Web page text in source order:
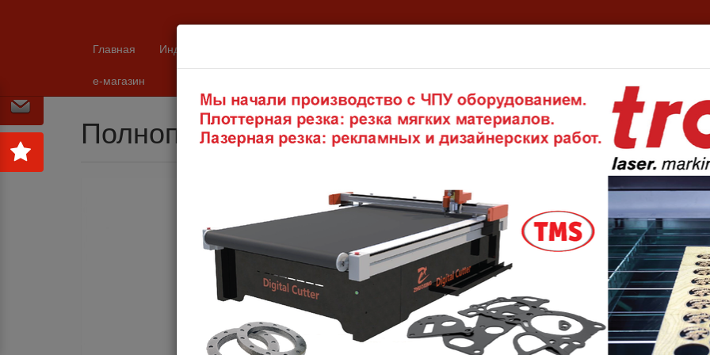
Главная Индустрия
е-магазин
Полнопроточные шаровые затворы Mann Tek